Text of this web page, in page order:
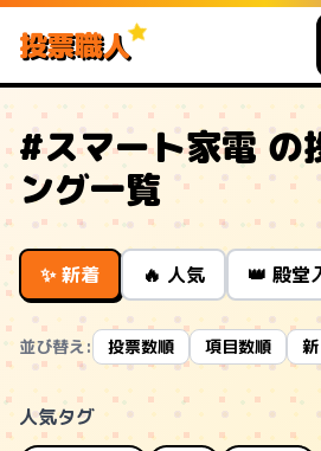
投票職人
#スマート家電 の
ング一覧
✨ 新着 🔥 人気 👑 殿堂
並び替え: 投票数順 項目数順
人気タグ